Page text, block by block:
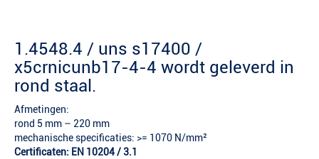
1.4548.4 / uns s17400 /
x5crnicunb17-4-4 wordt geleverd in
rond staal.
Afmetingen:
rond 5 mm – 220 mm
mechanische specificaties: >= 1070 N/mm²
Certificaten: EN 10204 / 3.1